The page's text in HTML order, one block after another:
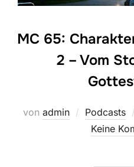
MC 65:
2 – Vom
von admin Podcasts
Keine